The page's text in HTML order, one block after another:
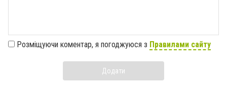
Розміщуючи коментар, я погоджуюся з Правилами сайту
Додати